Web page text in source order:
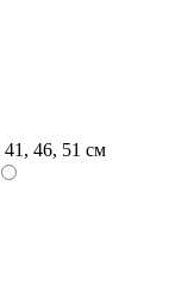
41, 46, 51 см